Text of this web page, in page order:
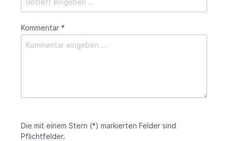
Kommentar *
Die mit einem Stern (*) markierten Felder sind
Pflichtfelder.